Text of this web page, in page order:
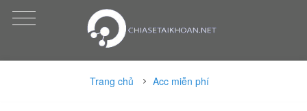
Trang chủ Acc miễn phí